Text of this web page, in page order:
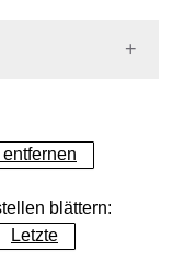
blättern:
Letzte